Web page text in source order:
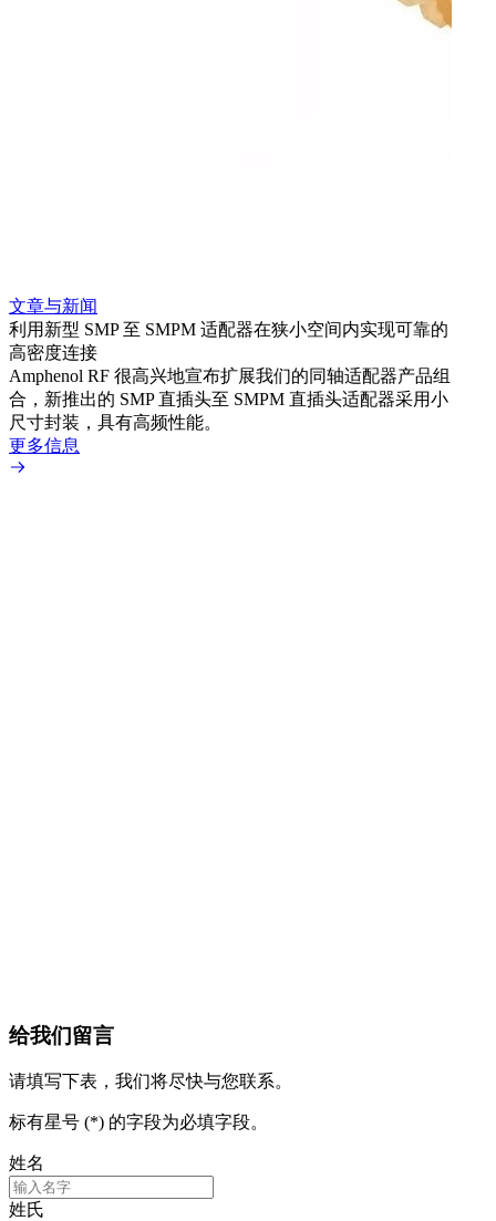
文章与新闻
利用新型 SMP 至 SMPM 适配器在狭小空间内实现可靠的
高密度连接
Amphenol RF 很高兴地宣布扩展我们的同轴适配器产品组
合，新推出的 SMP 直插头至 SMPM 直插头适配器采用小
尺寸封装，具有高频性能。
更多信息
给我们留言
请填写下表，我们将尽快与您联系。
标有星号 (*) 的字段为必填字段。
姓名
姓氏